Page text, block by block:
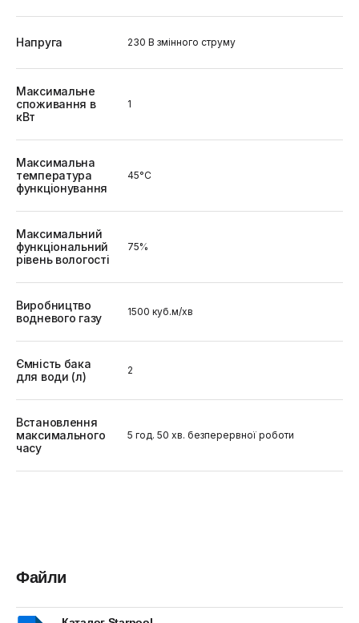
Напруга 230 В змінного струму
Максимальне
споживання в
кВт
1
Максимальна
температура
функціонування
45°C
Максимальний
функціональний
рівень вологості
75%
Виробництво
водневого газу
1500 куб.м/хв
Ємність бака
для води (л)
2
Встановлення
максимального
часу
5 год. 50 хв. безперервної роботи
Файли